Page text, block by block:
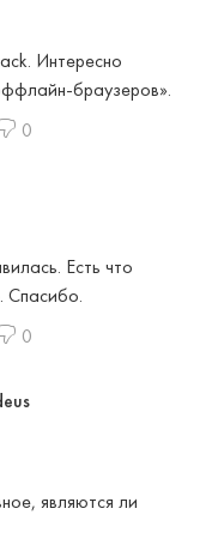
Интересно
браузеров».
0
Есть что
Спасибо.
0
являются ли